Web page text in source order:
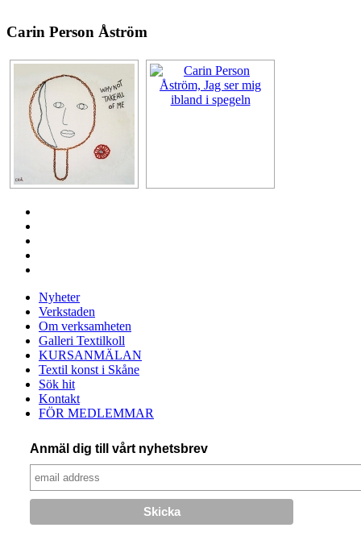
Carin Person Åström
Nyheter
Verkstaden
Om verksamheten
Galleri Textilkoll
KURSANMÄLAN
Textil konst i Skåne
Sök hit
Kontakt
FÖR MEDLEMMAR
Anmäl dig till vårt nyhetsbrev